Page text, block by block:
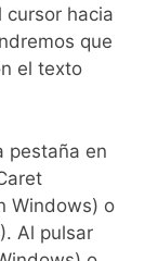
cursor hacia
que
el texto
pestaña en
Windows) o
Al pulsar